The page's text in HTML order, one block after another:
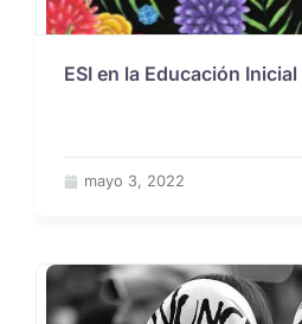
ESI en la Educación
mayo 3, 2022